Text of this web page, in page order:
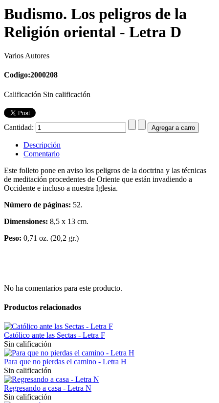
Budismo. Los peligros de la
Religión oriental - Letra D
Varios Autores
Codigo:2000208
Calificación Sin calificación
Cantidad:
Descripción
Comentario
Este folleto pone en aviso los peligros de la doctrina y las técnicas
de meditación procedentes de Oriente que están invadiendo a
Occidente e incluso a nuestra Iglesia.
Número de páginas: 52.
Dimensiones: 8,5 x 13 cm.
Peso: 0,71 oz. (20,2 gr.)
No ha comentarios para este producto.
Productos relacionados
Católico ante las Sectas - Letra F
Sin calificación
Para que no pierdas el camino - Letra H
Sin calificación
Regresando a casa - Letra N
Sin calificación